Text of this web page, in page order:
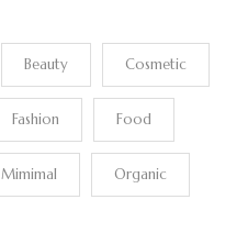
Beauty Cosmetic
Fashion Food
Mimimal Organic